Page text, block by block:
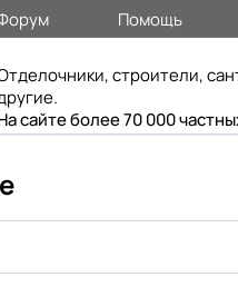
Помощь
строители,
сайте более 70 000